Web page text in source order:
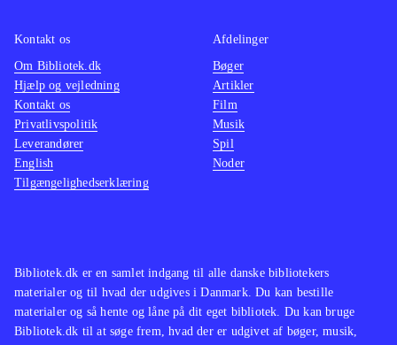
Bibliotek.dk er en samlet indgang til alle danske bibliotekers
materialer og til hvad der udgives i Danmark. Du kan bestille
materialer og så hente og låne på dit eget bibliotek. Du kan bruge
Bibliotek.dk til at søge frem, hvad der er udgivet af bøger, musik,
Kontakt os
Om Bibliotek.dk
Hjælp og vejledning
Kontakt os
Privatlivspolitik
Leverandører
English
Tilgængelighedserklæring
Afdelinger
Bøger
Artikler
Film
Musik
Spil
Noder